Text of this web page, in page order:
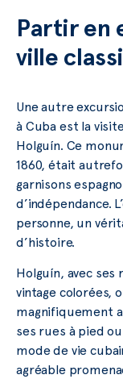
Partir en
ville
Une autre
à Cuba est la
Holguín. Ce
1860, était
garnisons
d’indépendance.
personne, un
d’histoire.
Holguín, avec
vintage colorées,
magnifiquement
ses rues à pied
mode de vie
agréable